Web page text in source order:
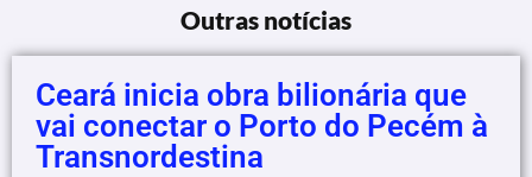
Outras notícias
Ceará inicia obra bilionária que
vai conectar o Porto do Pecém à
Transnordestina